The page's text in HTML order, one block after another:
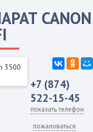
CANON
+7 (874)
522-15-45
показать телефон
пожаловаться